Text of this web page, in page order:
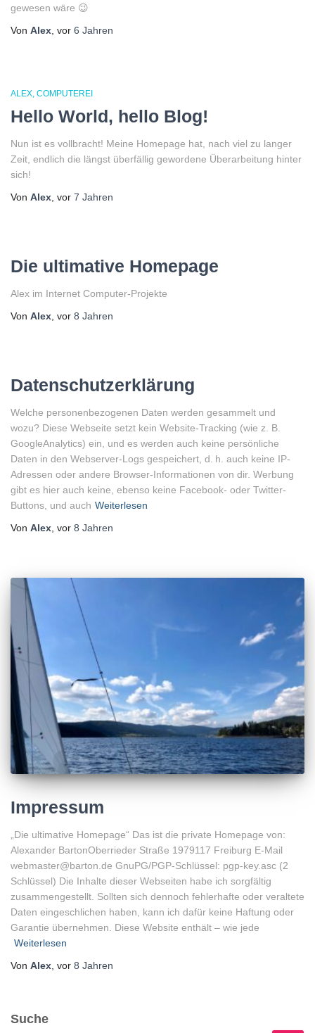
gewesen wäre 😉
Von Alex , vor 6 Jahren
ALEX COMPUTEREI
Hello World, hello Blog!
Nun ist es vollbracht! Meine Homepage hat, nach viel zu langer
Zeit, endlich die längst überfällig gewordene Überarbeitung hinter
sich!
Von Alex , vor 7 Jahren
Die ultimative Homepage
Alex im Internet Computer-Projekte
Von Alex , vor 8 Jahren
Datenschutzerklärung
Welche personenbezogenen Daten werden gesammelt und
wozu? Diese Webseite setzt kein Website-Tracking (wie z. B.
GoogleAnalytics) ein, und es werden auch keine persönliche
Daten in den Webserver-Logs gespeichert, d. h. auch keine IP-
Adressen oder andere Browser-Informationen von dir. Werbung
gibt es hier auch keine, ebenso keine Facebook- oder Twitter-
Buttons, und auch Weiterlesen
Von Alex , vor 8 Jahren
Impressum
„Die ultimative Homepage“ Das ist die private Homepage von:
Alexander BartonOberrieder Straße 1979117 Freiburg E-Mail
webmaster@barton.de GnuPG/PGP-Schlüssel: pgp-key.asc (2
Schlüssel) Die Inhalte dieser Webseiten habe ich sorgfältig
zusammengestellt. Sollten sich dennoch fehlerhafte oder veraltete
Daten eingeschlichen haben, kann ich dafür keine Haftung oder
Garantie übernehmen. Diese Website enthält – wie jede
Weiterlesen
Von Alex , vor 8 Jahren
Suche